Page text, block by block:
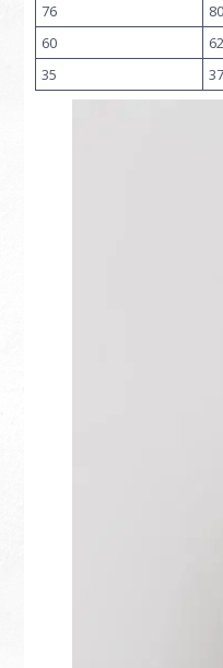
76
80
60
62
35
37